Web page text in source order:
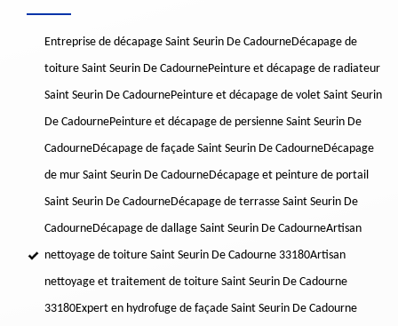
Entreprise de décapage Saint Seurin De CadourneDécapage de
toiture Saint Seurin De CadournePeinture et décapage de radiateur
Saint Seurin De CadournePeinture et décapage de volet Saint Seurin
De CadournePeinture et décapage de persienne Saint Seurin De
CadourneDécapage de façade Saint Seurin De CadourneDécapage
de mur Saint Seurin De CadourneDécapage et peinture de portail
Saint Seurin De CadourneDécapage de terrasse Saint Seurin De
CadourneDécapage de dallage Saint Seurin De CadourneArtisan
nettoyage de toiture Saint Seurin De Cadourne 33180Artisan
nettoyage et traitement de toiture Saint Seurin De Cadourne
33180Expert en hydrofuge de façade Saint Seurin De Cadourne